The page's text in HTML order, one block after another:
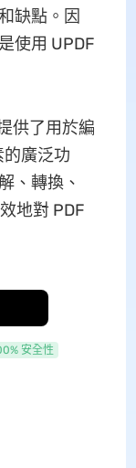
缺點。因
使用 UPDF
供了用於編
廣泛功
、轉換、
地對 PDF
安全性